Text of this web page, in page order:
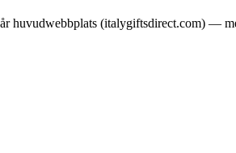
huvudwebbplats (italygiftsdirect.com) —